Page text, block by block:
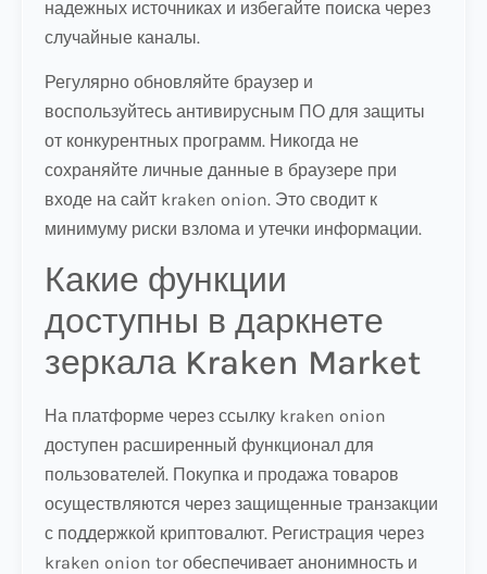
надежных источниках и избегайте поиска через
случайные каналы.
Регулярно обновляйте браузер и
воспользуйтесь антивирусным ПО для защиты
от конкурентных программ. Никогда не
сохраняйте личные данные в браузере при
входе на сайт kraken onion. Это сводит к
минимуму риски взлома и утечки информации.
Какие функции
доступны в даркнете
зеркала Kraken Market
На платформе через ссылку kraken onion
доступен расширенный функционал для
пользователей. Покупка и продажа товаров
осуществляются через защищенные транзакции
с поддержкой криптовалют. Регистрация через
kraken onion tor обеспечивает анонимность и